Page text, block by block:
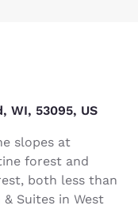
WI, 53095, US
slopes at
forest and
both less than
Suites in West